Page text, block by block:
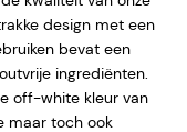
design met een
bevat een
ingrediënten.
off-white kleur van
maar toch ook